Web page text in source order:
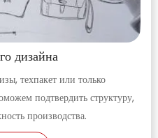
дизайна
техпакет или только
подтвердить структуру,
производства.